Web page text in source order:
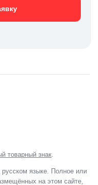
товарный знак
языке. Полное или
на этом сайте,